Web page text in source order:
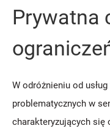
Prywatna
W odróżnieniu od
problematycznych w
charakteryzujących się